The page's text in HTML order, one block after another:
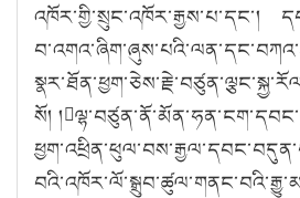
འཁོར་གྱི་སྲུང་འཁོར་རྒྱས་པ་དང་།
སོ།